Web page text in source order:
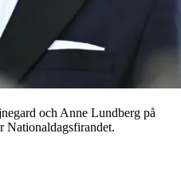
och Anne Lundberg på
Nationaldagsfirandet.